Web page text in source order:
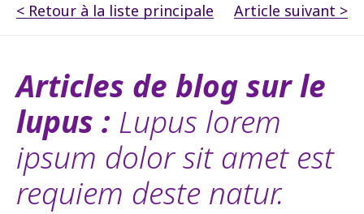
< Retour à la liste principale Article suivant >
Articles de blog sur le
lupus : Lupus lorem
ipsum dolor sit amet est
requiem deste natur.